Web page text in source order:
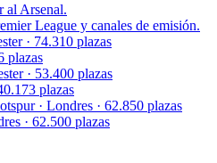
al Arsenal.
League y canales de emisión.
· 74.310 plazas
plazas
· 53.400 plazas
plazas
· Londres · 62.850 plazas
· 62.500 plazas